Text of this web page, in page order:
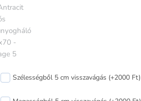
Szélességből 5 cm visszavágás (+2000 Ft)
rolós